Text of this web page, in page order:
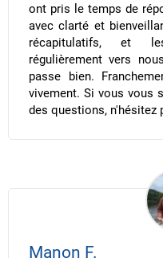
ont pris le temps de
avec clarté et
récapitulatifs, et
régulièrement vers
passe bien.
vivement. Si vous vous
des questions, n'hésitez
Manon F.